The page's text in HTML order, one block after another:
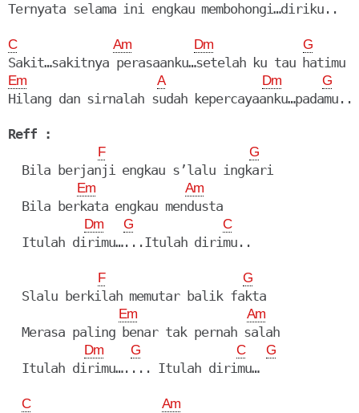
Ternyata selama ini engkau membohongi…diriku..
C Am Dm G
Em A Dm G
Hilang dan sirnalah sudah kepercayaanku…padamu..
Reff :
F G
  Bila berjanji engkau s’lalu ingkari
Em Am
Bila berkata engkau mendusta
Dm G C
Itulah dirimu…...Itulah dirimu..
F G
  Slalu berkilah memutar balik fakta
Em Am
  Merasa paling benar tak pernah salah
Dm G C G
Itulah dirimu….... Itulah dirimu…
C Am